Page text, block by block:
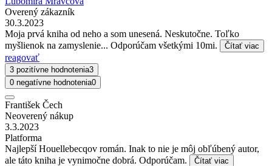
Overený zákazník
30.3.2023
Moja prvá kniha od neho a som unesená. Neskutočne. Toľko
myšlienok na zamyslenie... Odporúčam všetkými 10mi.
Čítať viac
reagovať
3 pozitívne hodnotenia3
0 negatívne hodnotenia0
František Čech
Neoverený nákup
3.3.2023
Platforma
Najlepší Houellebecqov román. Inak to nie je môj obľúbený autor,
ale táto kniha je vynimočne dobrá. Odporúčam.
Čítať viac